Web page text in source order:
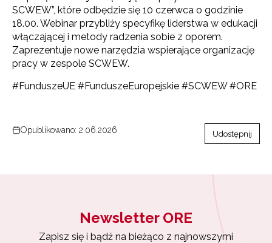
SCWEW”, które odbędzie się 10 czerwca o godzinie
18.00. Webinar przybliży specyfikę liderstwa w edukacji
włączającej i metody radzenia sobie z oporem.
Zaprezentuje nowe narzędzia wspierające organizację
pracy w zespole SCWEW.
#FunduszeUE #FunduszeEuropejskie #SCWEW #ORE
Opublikowano: 2.06.2026 Udostępnij
Newsletter ORE
Zapisz się i bądź na bieżąco z najnowszymi
informacjami
o szkoleniach i programach.
Adres e-mail:
Wyrażam zgodę na przetwarzanie moich danych
osobowych przez ORE w celach marketingowych.
Zapisuję się